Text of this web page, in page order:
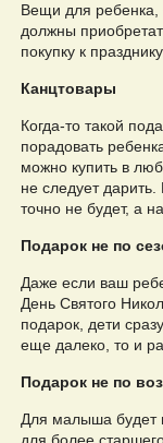
Вещи для ребенка,
должны
покупку к празднику.
Канцтовары
Когда-то такой
порадовать
можно купить в
не следует дарить.
точно не будет, а
Подарок не по
Даже если ваш
День Святого
подарок, дети
еще далеко, то и
Подарок не по
Для малыша будет